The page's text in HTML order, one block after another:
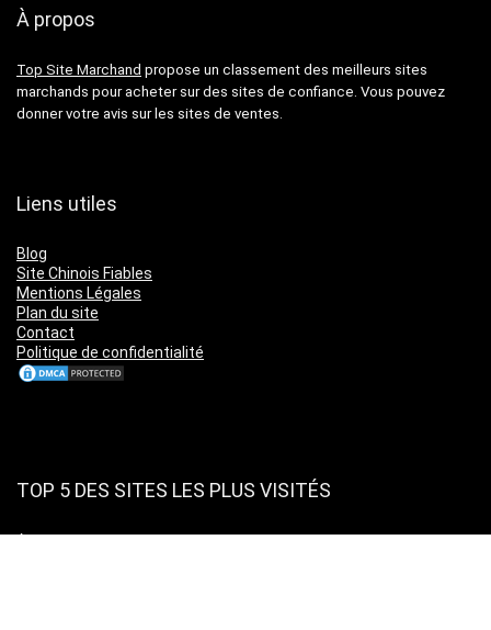
À propos
Top Site Marchand propose un classement des meilleurs sites
marchands pour acheter sur des sites de confiance. Vous pouvez
donner votre avis sur les sites de ventes.
Liens utiles
Blog
Site Chinois Fiables
Mentions Légales
Plan du site
Contact
Politique de confidentialité
TOP 5 DES SITES LES PLUS VISITÉS
Amazon